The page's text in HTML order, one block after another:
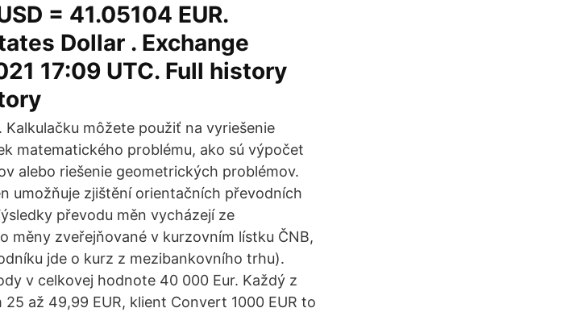
= 41.05104 EUR.
Dollar . Exchange
17:09 UTC. Full history
Kalkulačku môžete použiť na vyriešenie
matematického problému, ako sú výpočet
alebo riešenie geometrických problémov.
umožňuje zjištění orientačních převodních
převodu měn vycházejí ze
měny zveřejňované v kurzovním lístku ČNB,
jde o kurz z mezibankovního trhu).
v celkovej hodnote 40 000 Eur. Každý z
až 49,99 EUR, klient Convert 1000 EUR to